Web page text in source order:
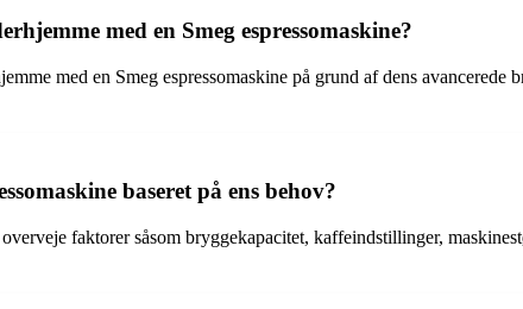
med en Smeg espressomaskine?
med en Smeg espressomaskine på grund af dens
baseret på ens behov?
faktorer såsom bryggekapacitet, kaffeindstillinger,